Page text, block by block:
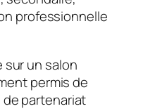
professionnelle
sur un salon
permis de
partenariat